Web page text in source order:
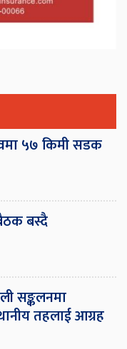
५७ किमी सडक
बस्दै
सङ्कलनमा
तहलाई आग्रह